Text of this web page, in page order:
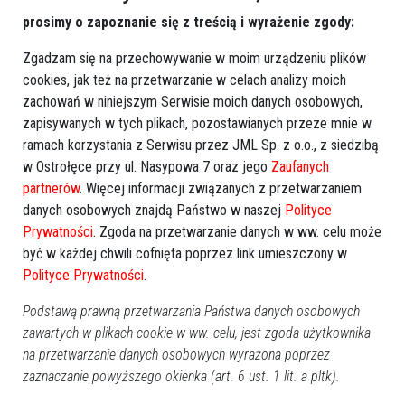
prosimy o zapoznanie się z treścią i wyrażenie zgody:
Zgadzam się na przechowywanie w moim urządzeniu plików
cookies, jak też na przetwarzanie w celach analizy moich
zachowań w niniejszym Serwisie moich danych osobowych,
zapisywanych w tych plikach, pozostawianych przeze mnie w
ramach korzystania z Serwisu przez JML Sp. z o.o., z siedzibą
w Ostrołęce przy ul. Nasypowa 7 oraz jego Zaufanych
partnerów. Więcej informacji związanych z przetwarzaniem
danych osobowych znajdą Państwo w naszej Polityce
Prywatności. Zgoda na przetwarzanie danych w ww. celu może
być w każdej chwili cofnięta poprzez link umieszczony w
Polityce Prywatności.
Podstawą prawną przetwarzania Państwa danych osobowych
zawartych w plikach cookie w ww. celu, jest zgoda użytkownika
na przetwarzanie danych osobowych wyrażona poprzez
zaznaczanie powyższego okienka (art. 6 ust. 1 lit. a pltk).